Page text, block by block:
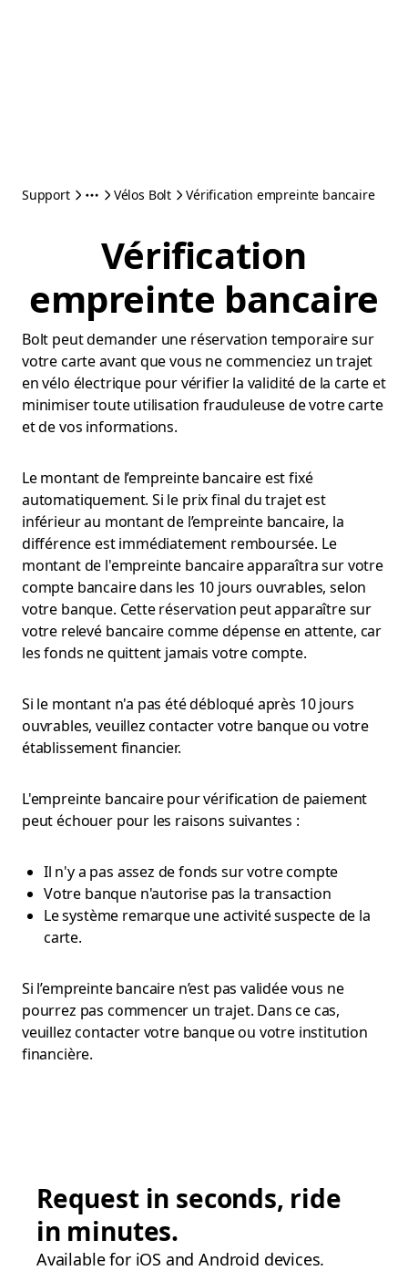
Support Vélos Bolt Vérification empreinte bancaire
Vérification
empreinte bancaire
Bolt peut demander une réservation temporaire sur
votre carte avant que vous ne commenciez un trajet
en vélo électrique pour vérifier la validité de la carte et
minimiser toute utilisation frauduleuse de votre carte
et de vos informations.
Le montant de l’empreinte bancaire est fixé
automatiquement. Si le prix final du trajet est
inférieur au montant de l’empreinte bancaire, la
différence est immédiatement remboursée. Le
montant de l'empreinte bancaire apparaîtra sur votre
compte bancaire dans les 10 jours ouvrables, selon
votre banque. Cette réservation peut apparaître sur
votre relevé bancaire comme dépense en attente, car
les fonds ne quittent jamais votre compte.
Si le montant n'a pas été débloqué après 10 jours
ouvrables, veuillez contacter votre banque ou votre
établissement financier.
L'empreinte bancaire pour vérification de paiement
peut échouer pour les raisons suivantes :
Il n'y a pas assez de fonds sur votre compte
Votre banque n'autorise pas la transaction
Le système remarque une activité suspecte de la
carte.
Si l’empreinte bancaire n’est pas validée vous ne
pourrez pas commencer un trajet. Dans ce cas,
veuillez contacter votre banque ou votre institution
financière.
Request in seconds, ride
in minutes.
Available for iOS and Android devices.